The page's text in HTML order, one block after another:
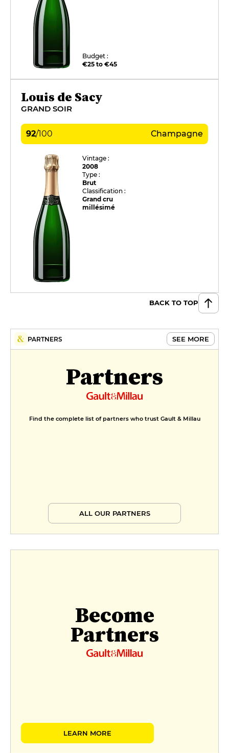
Budget :
€25 to €45
Louis de Sacy
GRAND SOIR
92/100 Champagne
Vintage :
2008
Type :
Brut
Classification :
Grand cru
millésimé
BACK TO TOP
PARTNERS SEE MORE
Partners
Find the complete list of partners who trust Gault & Millau
ALL OUR PARTNERS
Become
Partners
LEARN MORE